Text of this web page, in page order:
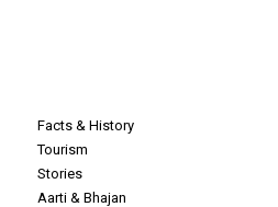
Facts & History
Tourism
Stories
Aarti & Bhajan